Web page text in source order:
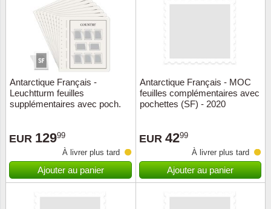
Antarctique Français -
Leuchtturm feuilles
supplémentaires avec poch.
EUR 12999
À livrer plus tard
Ajouter au panier
Antarctique Français - MOC
feuilles complémentaires avec
pochettes (SF) - 2020
EUR 4299
À livrer plus tard
Ajouter au panier